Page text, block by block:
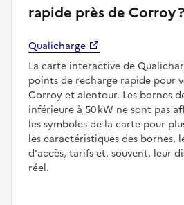
rapide près de Corroy ?
Qualicharge
La carte interactive de
points de recharge rapide pour
Corroy et alentour. Les bornes
inférieure à 50 kW ne sont pas
les symboles de la carte pour
les caractéristiques des bornes,
d'accès, tarifs et, souvent, leur
réel.